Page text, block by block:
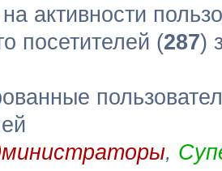
активности
посетителей (287)
,